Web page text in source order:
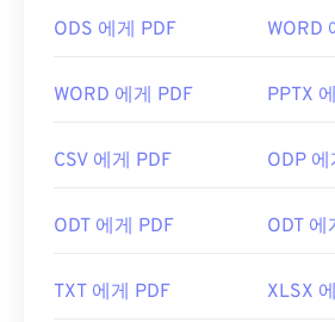
도 있지만, 온라인에서 PDF 링크
기능을 원하신다면
SumatraPDF
개발자: ISO
유용한 링크:
https://en.wikipedia.org/wiki/휴
ODS 에게 PDF WORD
WORD 에게 PDF PPTX
CSV 에게 PDF ODP
ODT 에게 PDF ODT 에
TXT 에게 PDF XLSX